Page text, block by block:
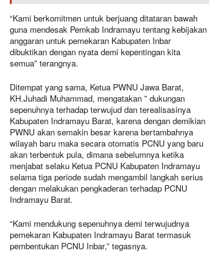
“Kami berkomitmen untuk berjuang ditataran bawah
guna mendesak Pemkab Indramayu tentang kebijakan
anggaran untuk pemekaran Kabupaten Inbar
dibuktikan dengan nyata demi kepentingan kita
semua” terangnya.
Ditempat yang sama, Ketua PWNU Jawa Barat,
KH.Juhadi Muhammad, mengatakan ” dukungan
sepenuhnya terhadap terwujud dan terealisasinya
Kabupaten Indramayu Barat, karena dengan demikian
PWNU akan semakin besar karena bertambahnya
wilayah baru maka secara otomatis PCNU yang baru
akan terbentuk pula, dimana sebelumnya ketika
menjabat selaku Ketua PCNU Kabupaten Indramayu
selama tiga periode sudah mengambil langkah serius
dengan melakukan pengkaderan terhadap PCNU
Indramayu Barat.
“Kami mendukung sepenuhnya demi terwujudnya
pemekaran Kabupaten Indramayu Barat termasuk
pembentukan PCNU Inbar,” tegasnya.